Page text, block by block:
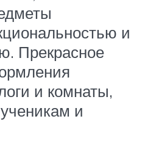
и
Прекрасное
и комнаты,
и